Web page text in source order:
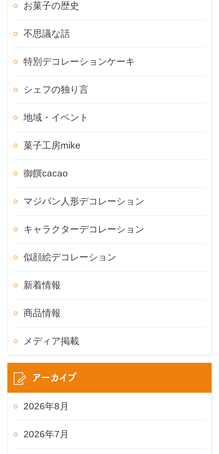
お菓子の歴史
不思議な話
特別デコレーションケーキ
シェフの独り言
地域・イベント
菓子工房mike
御饌cacao
マジパン人形デコレーション
キャラクターデコレーション
似顔絵デコレーション
新着情報
商品情報
メディア掲載
アーカイブ
2026年8月
2026年7月